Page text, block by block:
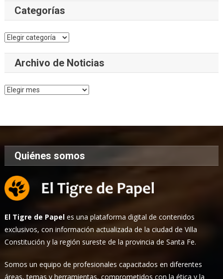
Categorías
Categorías
Archivo de Noticias
Archivo
Quiénes somos
El Tigre de Papel es una plataforma digital de contenidos
exclusivos, con información actualizada de la ciudad de Villa
Constitución y la región sureste de la provincia de Santa Fe.
Somos un equipo de profesionales capacitados en diferentes
áreas, temas y herramientas, comprometidos con la ética y la